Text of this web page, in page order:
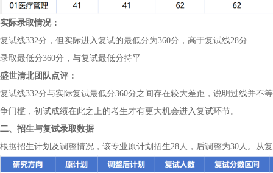
实际录取情况：
复试线332分，但实际进入复试的最低分为360分，高于复试线28分
录取最低分360分，与复试最低分持平
盛世清北团队点评：
复试线332分与实际复试最低分360分之间存在较大差距，说明过线并
争门槛，初试成绩在此之上的考生才有更大机会进入复试环节。
二、招生与复试录取数据
根据招生计划及调整情况，该专业原计划招生28人，后调整为30人。从